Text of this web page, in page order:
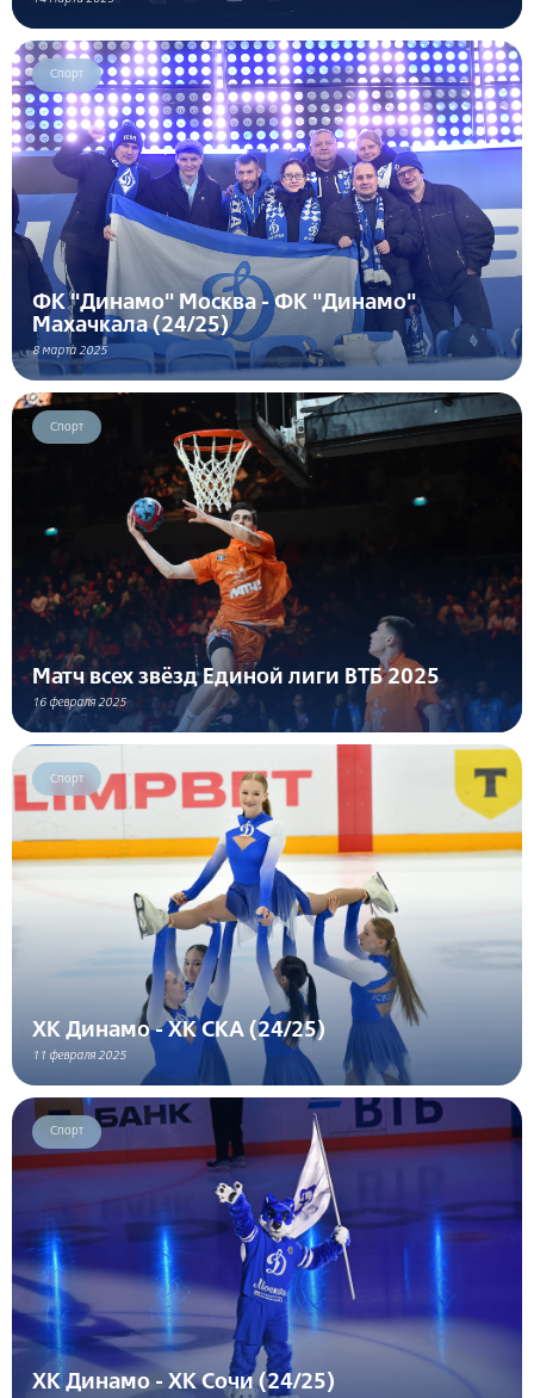
Спорт
ФК "Динамо" Москва - ФК "Динамо"
Махачкала (24/25)
8 марта 2025
Спорт
Матч всех звёзд Единой лиги ВТБ 2025
16 февраля 2025
Спорт
ХК Динамо - ХК СКА (24/25)
11 февраля 2025
Спорт
ХК Динамо - ХК Сочи (24/25)